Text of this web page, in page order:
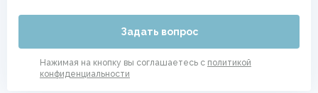
Задать вопрос
Нажимая на кнопку вы соглашаетесь с политикой
конфиденциальности